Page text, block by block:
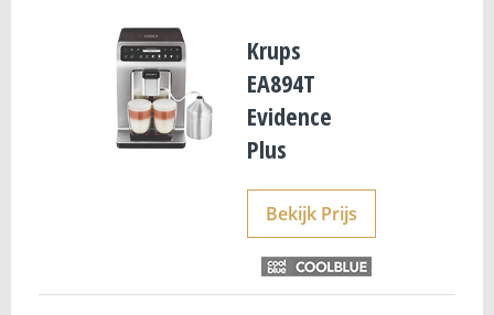
Krups
EA894T
Evidence
Plus
Bekijk Prijs